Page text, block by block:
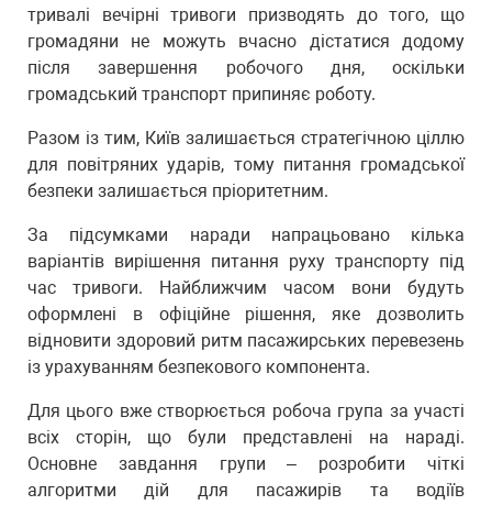
тривалі вечірні тривоги призводять до того, що
громадяни не можуть вчасно дістатися додому
після завершення робочого дня, оскільки
громадський транспорт припиняє роботу.
Разом із тим, Київ залишається стратегічною ціллю
для повітряних ударів, тому питання громадської
безпеки залишається пріоритетним.
За підсумками наради напрацьовано кілька
варіантів вирішення питання руху транспорту під
час тривоги. Найближчим часом вони будуть
оформлені в офіційне рішення, яке дозволить
відновити здоровий ритм пасажирських перевезень
із урахуванням безпекового компонента.
Для цього вже створюється робоча група за участі
всіх сторін, що були представлені на нараді.
Основне завдання групи – розробити чіткі
алгоритми дій для пасажирів та водіїв